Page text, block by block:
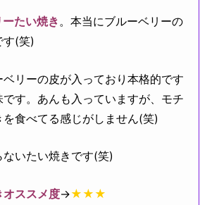
たい焼き 。本当にブルーベリーの
す(笑)
リーの皮が入っており本格的です
す。あんも入っていますが、モチ
食べてる感じがしません(笑)
いたい焼きです(笑)
オススメ度→★★★